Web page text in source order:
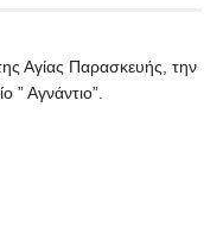
Αγίας Παρασκευής, την
” Αγνάντιο”.